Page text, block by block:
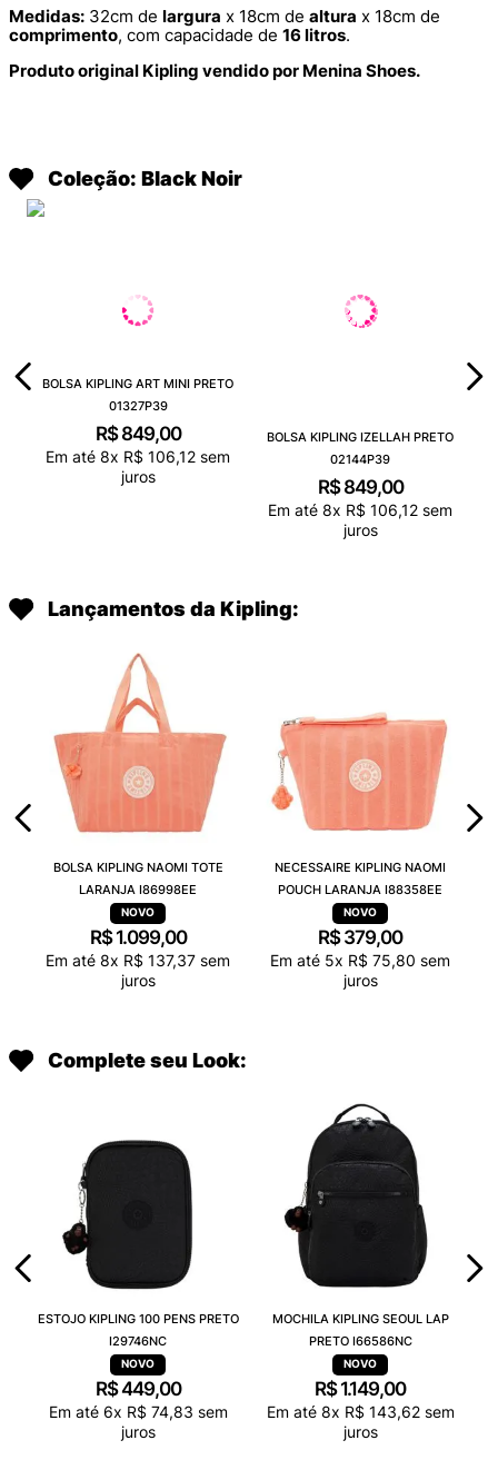
Medidas: 32cm de largura x 18cm de altura x 18cm de
comprimento, com capacidade de 16 litros.
Produto original Kipling vendido por Menina Shoes.
Coleção: Black Noir
BOLSA KIPLING ART MINI PRETO
01327P39
R$ 849,00
Em até 8x R$ 106,12 sem
juros
BOLSA KIPLING IZELLAH PRETO
02144P39
R$ 849,00
Em até 8x R$ 106,12 sem
juros
Lançamentos da Kipling:
BOLSA KIPLING NAOMI TOTE
LARANJA I86998EE
R$ 1.099,00
Em até 8x R$ 137,37 sem
juros
NECESSAIRE KIPLING NAOMI
POUCH LARANJA I88358EE
R$ 379,00
Em até 5x R$ 75,80 sem
juros
Complete seu Look:
ESTOJO KIPLING 100 PENS PRETO
I29746NC
R$449,00
Em até 6x R$ 74,83 sem
juros
MOCHILA KIPLING SEOUL LAP
PRETO I66586NC
R$ 1.149,00
Em até 8x R$ 143,62sem
juros